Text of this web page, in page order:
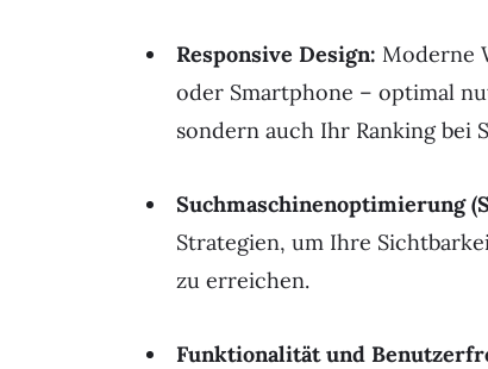
Responsive Design: Moderne
oder Smartphone – optimal
sondern auch Ihr Ranking bei
Suchmaschinenoptimierung
Strategien, um Ihre
zu erreichen.
Funktionalität und